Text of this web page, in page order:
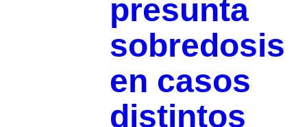
presunta
sobredosis
en casos
distintos